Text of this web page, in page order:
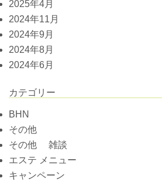
2025年4月
2024年11月
2024年9月
2024年8月
2024年6月
カテゴリー
BHN
その他
その他 雑談
エステ メニュー
キャンペーン